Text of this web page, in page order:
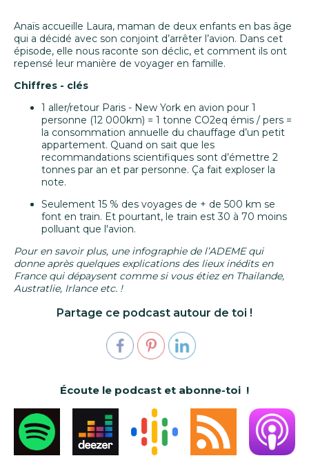
Anaïs accueille Laura, maman de deux enfants en bas âge
qui a décidé avec son conjoint d’arrêter l’avion. Dans cet
épisode, elle nous raconte son déclic, et comment ils ont
repensé leur manière de voyager en famille.
Chiffres - clés
1 aller/retour Paris - New York en avion pour 1
personne (12 000km) = 1 tonne CO2eq émis / pers =
la consommation annuelle du chauffage d’un petit
appartement. Quand on sait que les
recommandations scientifiques sont d’émettre 2
tonnes par an et par personne. Ça fait exploser la
note.
Seulement 15 % des voyages de + de 500 km se
font en train. Et pourtant, le train est 30 à 70 moins
polluant que l'avion.
Pour en savoir plus, une infographie de l’ADEME qui
donne après quelques explications des lieux inédits en
France qui dépaysent comme si vous étiez en Thailande,
Austratlie, Irlance etc. !
Partage ce podcast autour de toi !
Écoute le podcast et abonne-toi !